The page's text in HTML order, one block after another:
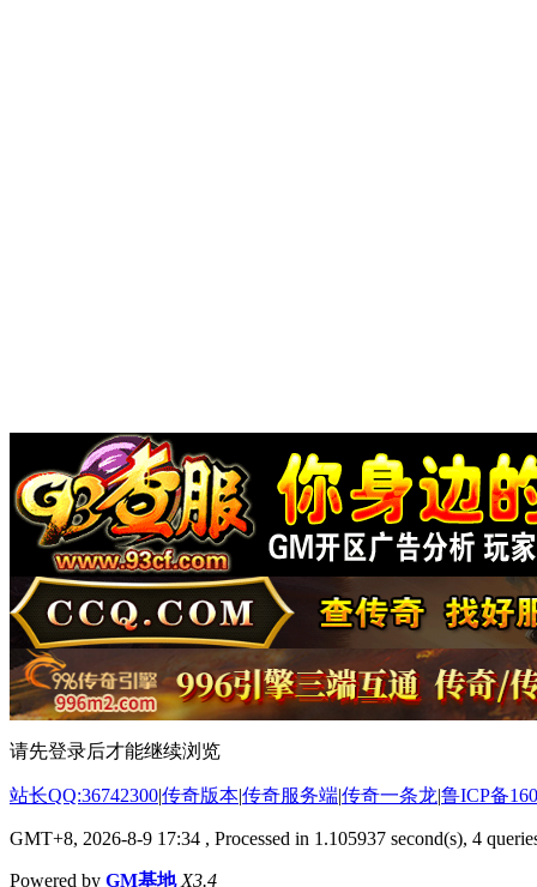
请先登录后才能继续浏览
站长QQ:36742300|传奇版本|传奇服务端|传奇一条龙|鲁ICP备
GMT+8, 2026-8-9 17:34 , Processed in 1.105937 second(s), 4
Powered by GM基地 X3.4